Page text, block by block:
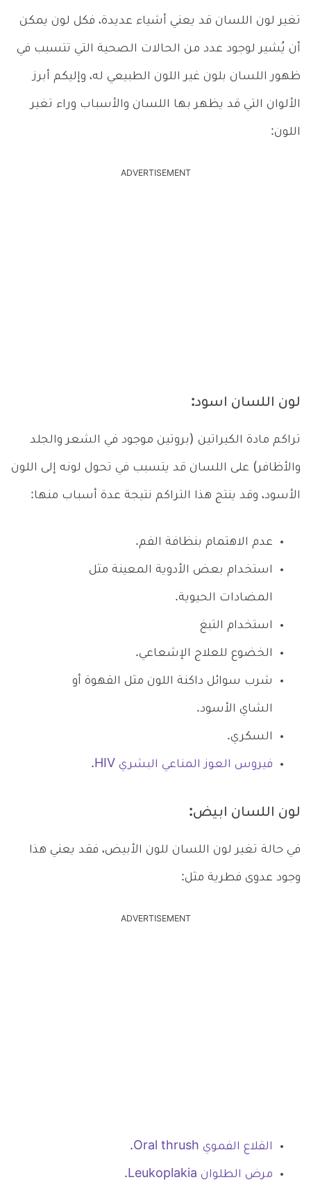
تغير لون اللسان قد يعني أشياء عديدة، فكل لون يمكن
أن يُشير لوجود عدد من الحالات الصحية التي تتسبب في
ظهور اللسان بلون غير اللون الطبيعي له، وإليكم أبرز
الألوان التي قد يظهر بها اللسان والأسباب وراء تغير
اللون:
ADVERTISEMENT
لون اللسان اسود:
تراكم مادة الكيراتين (بروتين موجود في الشعر والجلد
والأظافر) على اللسان قد يتسبب في تحول لونه إلى اللون
الأسود، وقد ينتج هذا التراكم نتيجة عدة أسباب منها:
عدم الاهتمام بنظافة الفم.
استخدام بعض الأدوية المعينة مثل
المضادات الحيوية.
استخدام التبغ
الخضوع للعلاج الإشعاعي.
شرب سوائل داكنة اللون مثل القهوة أو
الشاي الأسود.
السكري.
فيروس العوز المناعي البشري HIV .
لون اللسان ابيض:
في حالة تغير لون اللسان للون الأبيض، فقد يعني هذا
وجود عدوى فطرية مثل:
ADVERTISEMENT
القلاع الفموي Oral thrush .
مرض الطلوان Leukoplakia .